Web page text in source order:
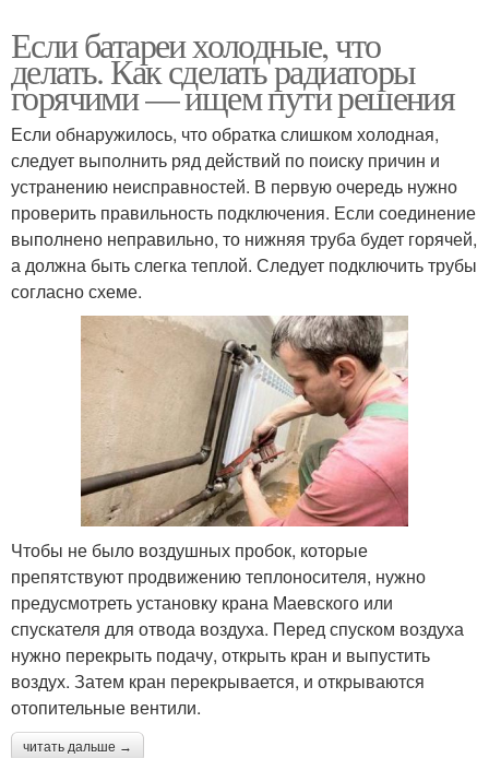
Если батареи холодные, что
делать. Как сделать радиаторы
горячими — ищем пути решения
Если обнаружилось, что обратка слишком холодная,
следует выполнить ряд действий по поиску причин и
устранению неисправностей. В первую очередь нужно
проверить правильность подключения. Если соединение
выполнено неправильно, то нижняя труба будет горячей,
а должна быть слегка теплой. Следует подключить трубы
согласно схеме.
Чтобы не было воздушных пробок, которые
препятствуют продвижению теплоносителя, нужно
предусмотреть установку крана Маевского или
спускателя для отвода воздуха. Перед спуском воздуха
нужно перекрыть подачу, открыть кран и выпустить
воздух. Затем кран перекрывается, и открываются
отопительные вентили.
читать дальше →